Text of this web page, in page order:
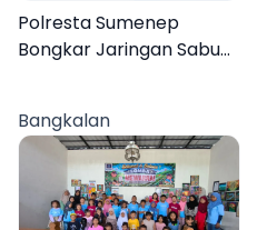
Polresta Sumenep
Bongkar Jaringan Sabu
Bangkalan